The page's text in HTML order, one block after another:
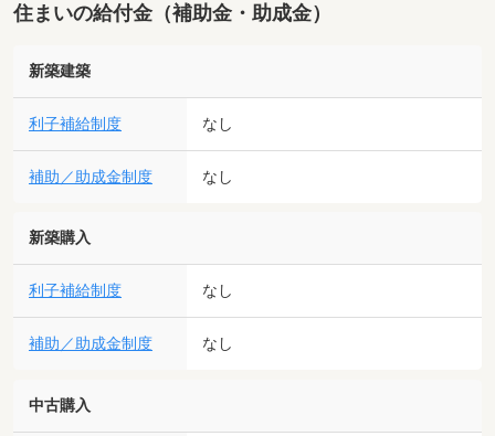
住まいの給付金（補助金・助成金）
新築建築
利子補給制度 なし
補助／助成金制度 なし
新築購入
利子補給制度 なし
補助／助成金制度 なし
中古購入